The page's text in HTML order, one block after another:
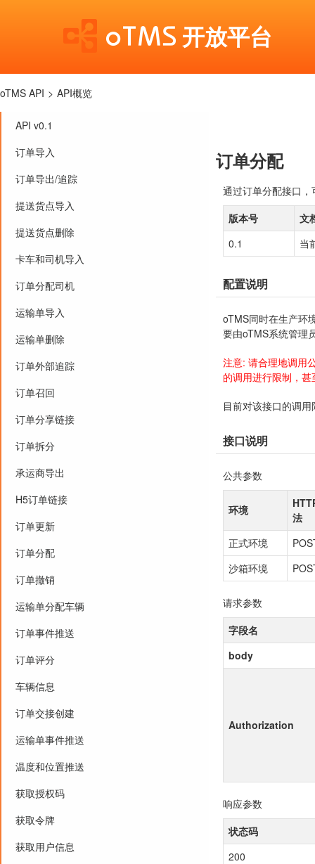
开放平台
oTMS API > API概览
API v0.1
订单导入
订单导出/追踪
提送货点导入
提送货点删除
卡车和司机导入
订单分配司机
运输单导入
运输单删除
订单外部追踪
订单召回
订单分享链接
订单拆分
承运商导出
H5订单链接
订单更新
订单分配
订单撤销
运输单分配车辆
订单事件推送
订单评分
车辆信息
订单交接创建
运输单事件推送
温度和位置推送
获取授权码
获取令牌
获取用户信息
订单分配
通过订单分配接口
版本号
文
0.1
当
配置说明
oTMS同时在生产环
要由oTMS系统管理
注意: 请合理地调用
的调用进行限制，甚
目前对该接口的调
接口说明
公共参数
环境
法
正式环境
沙箱环境
请求参数
字段名
body
Authorization
响应参数
状态码
200